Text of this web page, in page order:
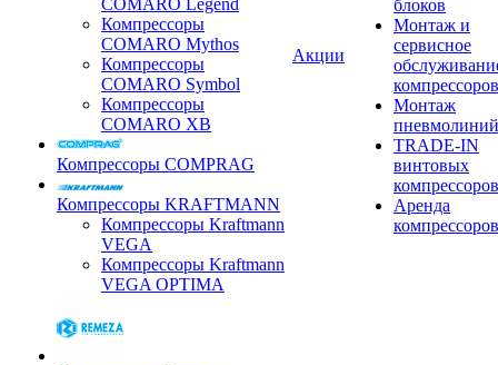
COMARO Legend
Компрессоры
COMARO Mythos
Компрессоры
COMARO Symbol
Компрессоры
COMARO XB
Компрессоры COMPRAG
Компрессоры KRAFTMANN
Компрессоры Kraftmann
VEGA
Компрессоры Kraftmann
VEGA OPTIMA
Акции
блоков
Монтаж и
сервисное
компрессоров
Монтаж
пневмолиний
TRADE-IN
винтовых
компрессоров
Аренда
компрессоров